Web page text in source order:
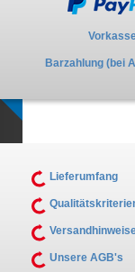
Barzahlung (bei
Lieferumfang
Unsere AGB's